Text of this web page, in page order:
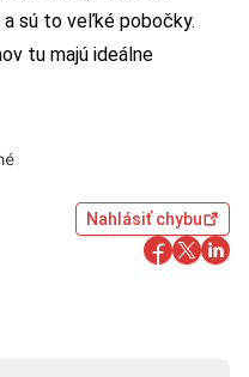
sú to veľké pobočky.
tu majú ideálne
Nahlásiť chybu